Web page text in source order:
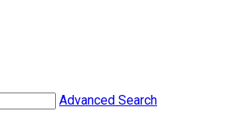
Advanced Search